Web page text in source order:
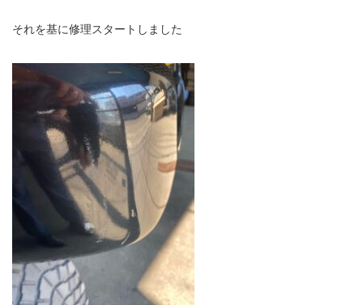
それを基に修理スタートしました